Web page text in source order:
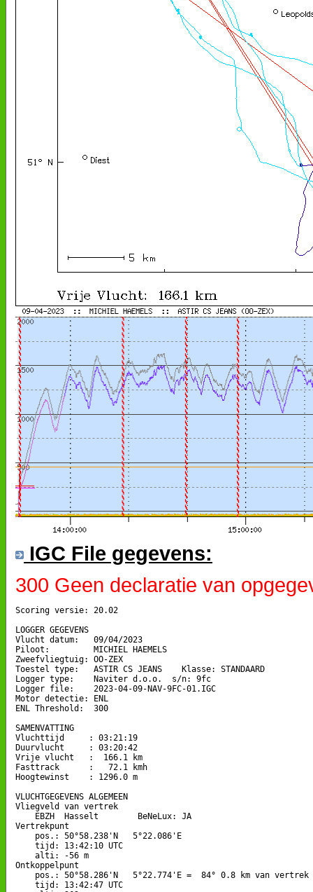
IGC File gegevens:
300 Geen declaratie van
Scoring versie: 20.02
LOGGER GEGEVENS
Vlucht datum:   09/04/2023
Piloot:         MICHIEL HAEMELS
Zweefvliegtuig: OO-ZEX
Toestel type:   ASTIR CS JEANS    Klasse: STANDAARD
Logger type:    Naviter d.o.o.  s/n: 9fc
Logger file:    2023-04-09-NAV-9FC-01.IGC
Motor detectie: ENL
ENL Threshold:  300
SAMENVATTING
Vluchttijd     : 03:21:19
Duurvlucht     : 03:20:42
Vrije vlucht   :  166.1 km
Fasttrack      :   72.1 kmh
Hoogtewinst    : 1296.0 m
VLUCHTGEGEVENS ALGEMEEN
Vliegveld van vertrek
    EBZH  Hasselt        BeNeLux: JA
Vertrekpunt
    pos.: 50°58.238'N   5°22.086'E
    tijd: 13:42:10 UTC
    alti: -56 m
Ontkoppelpunt
    pos.: 50°58.286'N   5°22.774'E =  84° 0.8 km van vertrek
    tijd: 13:42:47 UTC